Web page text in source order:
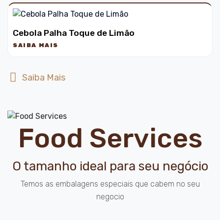
Cebola Palha Toque de Limão
SAIBA MAIS
Saiba Mais
Food Services
O tamanho ideal para seu negócio
Temos as embalagens especiais que cabem no seu
negocio